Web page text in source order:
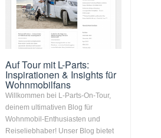
Auf Tour mit L-Parts:
Inspirationen & Insights für
Wohnmobilfans
Willkommen bei L-Parts-On-Tour,
deinem ultimativen Blog für
Wohnmobil-Enthusiasten und
Reiseliebhaber! Unser Blog bietet